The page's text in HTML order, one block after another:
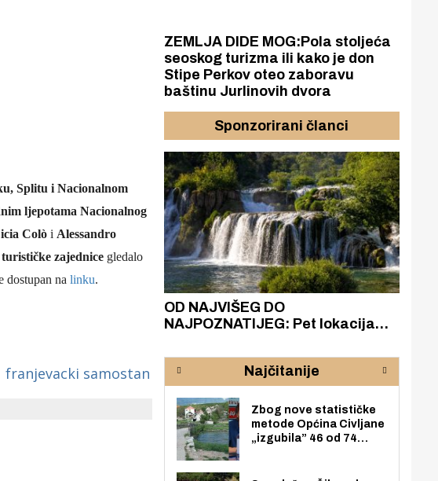
Splitu i Nacionalnom
imljepotama Nacionalnog
Colò i Alessandro
zajednicegledalo
dostupan na linku.
franjevacki samostan
ZEMLJA DIDE MOG:Pola stoljeća
seoskog turizma ili kako je don
Stipe Perkov oteo zaboravu
baštinu Jurlinovih dvora
Sponzorirani članci
OD NAJVIŠEG DO
NAJPOZNATIJEG: Pet lokacija
rijeke Krke
Najčitanije
Zbog nove statističke
metode Općina Civljane
„izgubila” 46 od 74